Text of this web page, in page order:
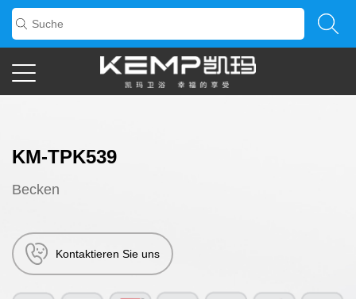
KM-TPK539
Becken
Kontaktieren Sie uns